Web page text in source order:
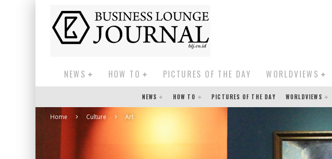
NEWS HOW TO PICTURES OF THE DAY WORLDVIEWS
NEWS HOW TO PICTURES OF THE DAY WORLDVIEWS
Home Culture Art